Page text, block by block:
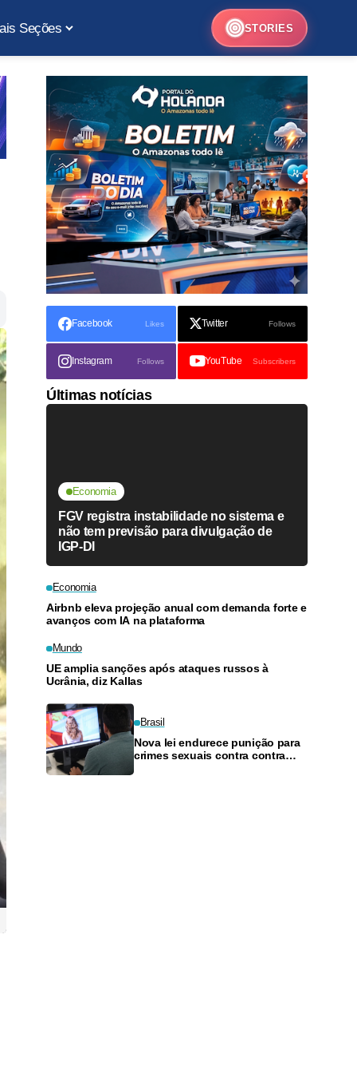
Seções STORIES
Facebook Likes Twitter Follows
Instagram Follows YouTube Subscribers
Últimas notícias
Economia
FGV registra instabilidade no sistema e
não tem previsão para divulgação de
IGP-DI
Economia
Airbnb eleva projeção anual com demanda forte e
avanços com IA na plataforma
Mundo
UE amplia sanções após ataques russos à
Ucrânia, diz Kallas
Brasil
Nova lei endurece punição para
crimes sexuais contra contra